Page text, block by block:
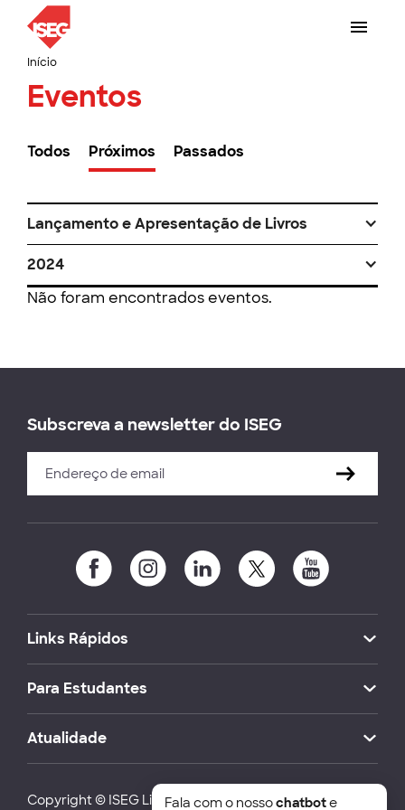
Início
Eventos
Todos Próximos Passados
Lançamento e Apresentação de Livros
2024
Não foram encontrados eventos.
Subscreva a newsletter do ISEG
Links Rápidos
Para Estudantes
Atualidade
Copyright © ISEG Lisbon School of Economics and
Fala com o nossochatbote